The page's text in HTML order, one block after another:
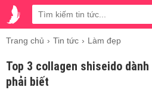
Trang chủ Tin tức Làm đẹp
Top 3 collagen shiseido
phải biết